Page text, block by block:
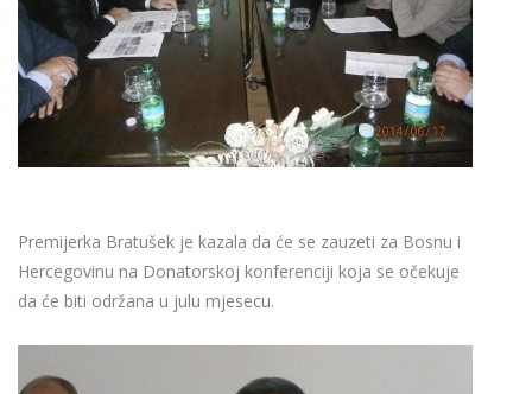
Premijerka Bratušek je kazala da će se zauzeti za Bosnu i
Hercegovinu na Donatorskoj konferenciji koja se očekuje
da će biti održana u julu mjesecu.